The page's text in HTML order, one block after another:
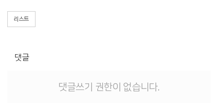
리스트
댓글
댓글쓰기 권한이 없습니다.